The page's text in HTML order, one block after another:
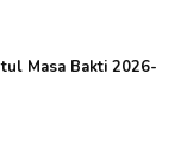
Masa Bakti 2026-